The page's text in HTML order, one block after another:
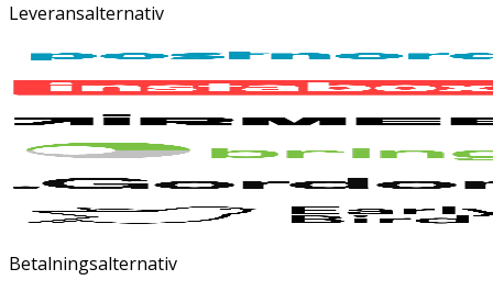
Leveransalternativ
Betalningsalternativ